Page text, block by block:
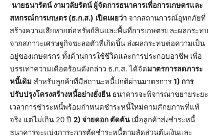
นายธนารัตน์ งามวลัยรัตน์ ผู้จัดการธนาคารเพื่อการเกษตรและ
สหกรณ์การเกษตร (ธ.ก.ส.) เปิดเผยว่า จากสถานการณ์อุทกภัยที่
สร้างความเสียหายต่อทรัพย์สินและพื้นที่การเกษตรและผลกระทบ
จากสภาวะเศรษฐกิจชะลอตัวที่เกิดขึ้น ส่งผลกระทบต่อความเป็น
อยู่ของเกษตรกร ทั้งด้านการใช้ชีวิตและการประกอบอาชีพ เพื่อ
บรรเทาความเดือดร้อนดังกล่าว ธ.ก.ส. ได้จัดมาตรการลดภาระ
หนี้เดิม สำหรับลูกค้าที่มีสถานะหนี้ปกติผ่านมาตรการ 1) การ
ปรับปรุงโครงสร้างหนี้อย่างยั่งยืนธนาคารจะพิจารณาขยายระยะ
เวลาการชำระหนี้พร้อมกำหนดชำระหนี้ใหม่ตามศักยภาพที่แท้
จริง แต่ไม่เกิน 20 ปี 2) จ่ายดอก ตัดต้นเมื่อลูกค้าส่งชำระหนี้
ธนาคารจะแบ่งภาระการตัดชำระหนี้ตามสัดส่วนต้นเงินและ